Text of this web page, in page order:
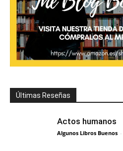
Últimas Reseñas
Actos humanos
Algunos Libros Buenos -